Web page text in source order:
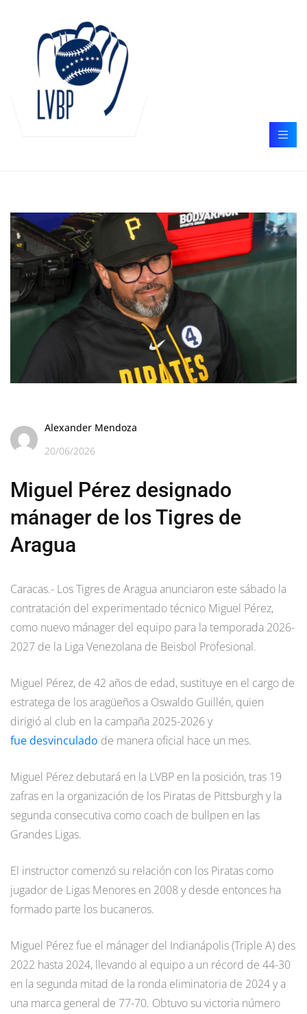
Alexander Mendoza
20/06/2026
Miguel Pérez designado
mánager de los Tigres de
Aragua
Caracas.- Los Tigres de Aragua anunciaron este sábado la
contratación del experimentado técnico Miguel Pérez,
como nuevo mánager del equipo para la temporada 2026-
2027 de la Liga Venezolana de Beisbol Profesional.
Miguel Pérez, de 42 años de edad, sustituye en el cargo de
estratega de los aragüeños a Oswaldo Guillén, quien
dirigió al club en la campaña 2025-2026 y
fue desvinculado de manera oficial hace un mes.
Miguel Pérez debutará en la LVBP en la posición, tras 19
zafras en la organización de los Piratas de Pittsburgh y la
segunda consecutiva como coach de bullpen en las
Grandes Ligas.
El instructor comenzó su relación con los Piratas como
jugador de Ligas Menores en 2008 y desde entonces ha
formado parte los bucaneros.
Miguel Pérez fue el mánager del Indianápolis (Triple A) des
2022 hasta 2024, llevando al equipo a un récord de 44-30
en la segunda mitad de la ronda eliminatoria de 2024 y a
una marca general de 77-70. Obtuvo su victoria número